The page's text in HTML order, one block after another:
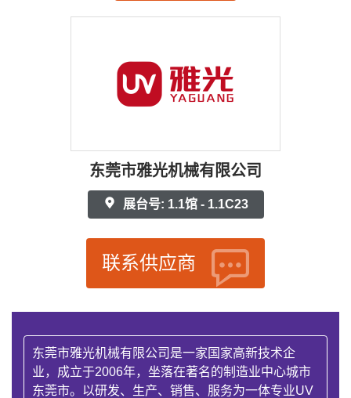
东莞市雅光机械有限公司
展台号: 1.1馆 - 1.1C23
联系供应商
东莞市雅光机械有限公司是一家国家高新技术企
业，成立于2006年，坐落在著名的制造业中心城市
东莞市。以研发、生产、销售、服务为一体专业UV